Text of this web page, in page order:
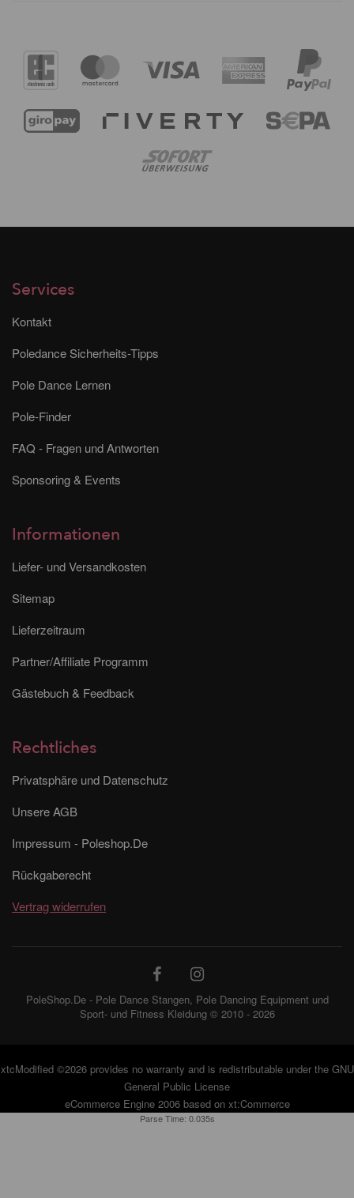
Services
Kontakt
Poledance Sicherheits-Tipps
Pole Dance Lernen
Pole-Finder
FAQ - Fragen und Antworten
Sponsoring & Events
Informationen
Liefer- und Versandkosten
Sitemap
Lieferzeitraum
Partner/Affiliate Programm
Gästebuch & Feedback
Rechtliches
Privatsphäre und Datenschutz
Unsere AGB
Impressum - Poleshop.De
Rückgaberecht
Vertrag widerrufen
PoleShop.De - Pole Dance Stangen, Pole Dancing Equipment und
Sport- und Fitness Kleidung © 2010 - 2026
xtcModified©2026 provides no warranty and is redistributable under the GNU
General Public License
eCommerce Engine 2006 based on xt:Commerce
Parse Time: 0.035s